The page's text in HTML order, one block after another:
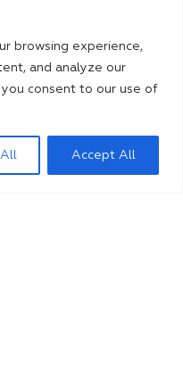
browsing experience,
and analyze our
consent to our use of
Accept All